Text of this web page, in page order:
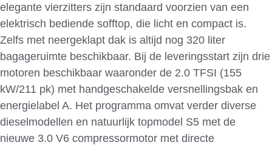
elegante vierzitters zijn standaard voorzien van een
elektrisch bediende sofftop, die licht en compact is.
Zelfs met neergeklapt dak is altijd nog 320 liter
bagageruimte beschikbaar. Bij de leveringsstart zijn drie
motoren beschikbaar waaronder de 2.0 TFSI (155
kW/211 pk) met handgeschakelde versnellingsbak en
energielabel A. Het programma omvat verder diverse
dieselmodellen en natuurlijk topmodel S5 met de
nieuwe 3.0 V6 compressormotor met directe